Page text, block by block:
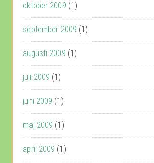
oktober 2009 (1)
september 2009 (1)
augusti 2009 (1)
juli 2009 (1)
juni 2009 (1)
maj 2009 (1)
april 2009 (1)